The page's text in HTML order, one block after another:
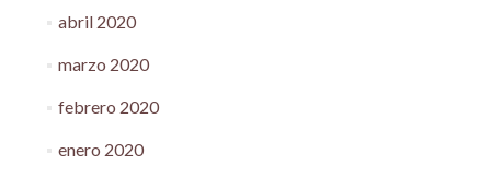
abril 2020
marzo 2020
febrero 2020
enero 2020